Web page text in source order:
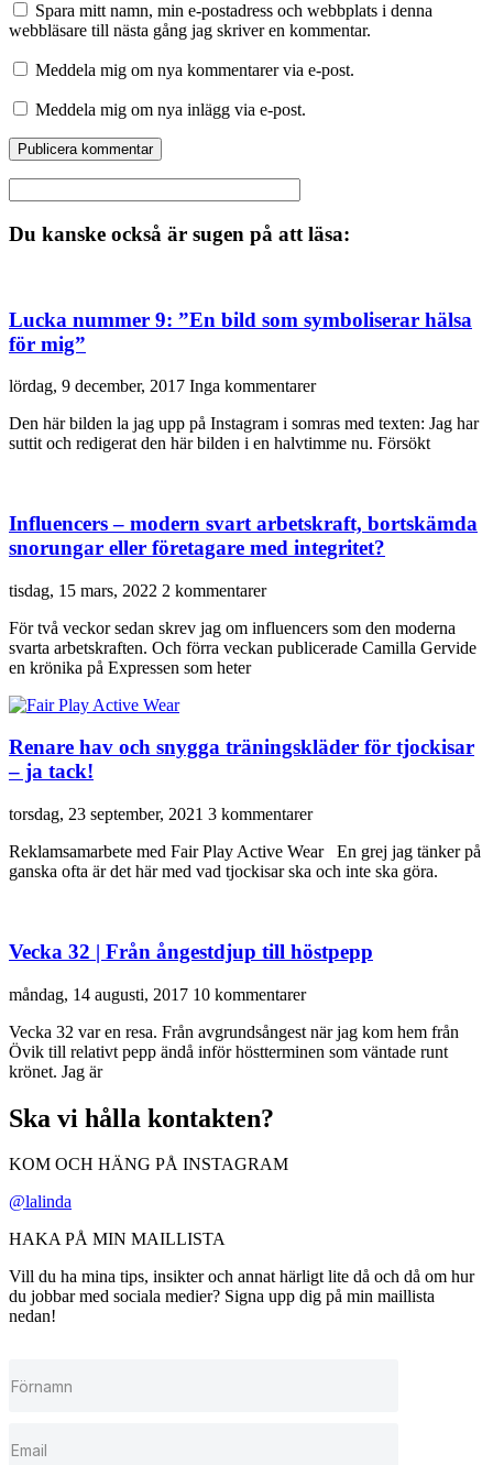
Spara mitt namn, min e-postadress och webbplats i denna
webbläsare till nästa gång jag skriver en kommentar.
Meddela mig om nya kommentarer via e-post.
Meddela mig om nya inlägg via e-post.
Du kanske också är sugen på att läsa:
Lucka nummer 9: ”En bild som symboliserar hälsa
för mig”
lördag, 9 december, 2017 Inga kommentarer
Den här bilden la jag upp på Instagram i somras med texten: Jag har
suttit och redigerat den här bilden i en halvtimme nu. Försökt
Influencers – modern svart arbetskraft, bortskämda
snorungar eller företagare med integritet?
tisdag, 15 mars, 2022 2 kommentarer
För två veckor sedan skrev jag om influencers som den moderna
svarta arbetskraften. Och förra veckan publicerade Camilla Gervide
en krönika på Expressen som heter
Renare hav och snygga träningskläder för tjockisar
– ja tack!
torsdag, 23 september, 2021 3 kommentarer
Reklamsamarbete med Fair Play Active Wear En grej jag tänker på
ganska ofta är det här med vad tjockisar ska och inte ska göra.
Vecka 32 | Från ångestdjup till höstpepp
måndag, 14 augusti, 2017 10 kommentarer
Vecka 32 var en resa. Från avgrundsångest när jag kom hem från
Övik till relativt pepp ändå inför höstterminen som väntade runt
krönet. Jag är
Ska vi hålla kontakten?
KOM OCH HÄNG PÅ INSTAGRAM
@lalinda
HAKA PÅ MIN MAILLISTA
Vill du ha mina tips, insikter och annat härligt lite då och då om hur
du jobbar med sociala medier? Signa upp dig på min maillista
nedan!